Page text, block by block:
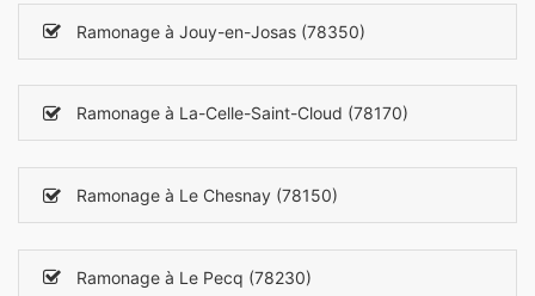
Ramonage à Jouy-en-Josas (78350)
Ramonage à La-Celle-Saint-Cloud (78170)
Ramonage à Le Chesnay (78150)
Ramonage à Le Pecq (78230)